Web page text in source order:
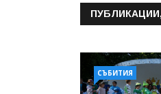
СЪБИТИЯ